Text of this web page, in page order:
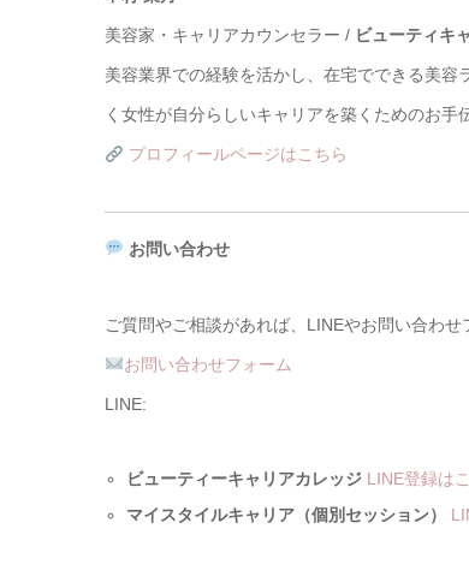
美容家・キャリアカウンセラー / ビューティキ
美容業界での経験を活かし、在宅でできる美
く女性が自分らしいキャリアを築くためのお手
プロフィールページはこちら
お問い合わせ
ご質問やご相談があれば、LINEやお問い合わせ
お問い合わせフォーム
LINE:
ビューティーキャリアカレッジ LINE登録は
マイスタイルキャリア（個別セッション）